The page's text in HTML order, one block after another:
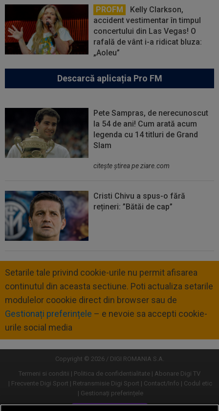
PROFM
Kelly Clarkson,
accident vestimentar în timpul
concertului din Las Vegas! O
rafală de vânt i-a ridicat bluza:
„Aoleu”
Descarcă aplicația Pro FM
Pete Sampras, de nerecunoscut
la 54 de ani! Cum arată acum
legenda cu 14 titluri de Grand
Slam
citeşte ştirea pe ziare.com
Cristi Chivu a spus-o fără
rețineri: ”Bătăi de cap”
Setarile tale privind cookie-urile nu permit afisarea
continutul din aceasta sectiune. Poti actualiza setarile
modulelor coookie direct din browser sau de
Gestionați preferințele – e nevoie sa accepti cookie-
urile social media
Copyright © 2026 / DIGI ROMANIA S.A.
Termeni si conditii
Politica de confidentialitate
Abonare Digi TV
Frecvente Digi Sport
Retransmisie Digi Sport Contact/Info
Codul etic
Gestionați preferințele